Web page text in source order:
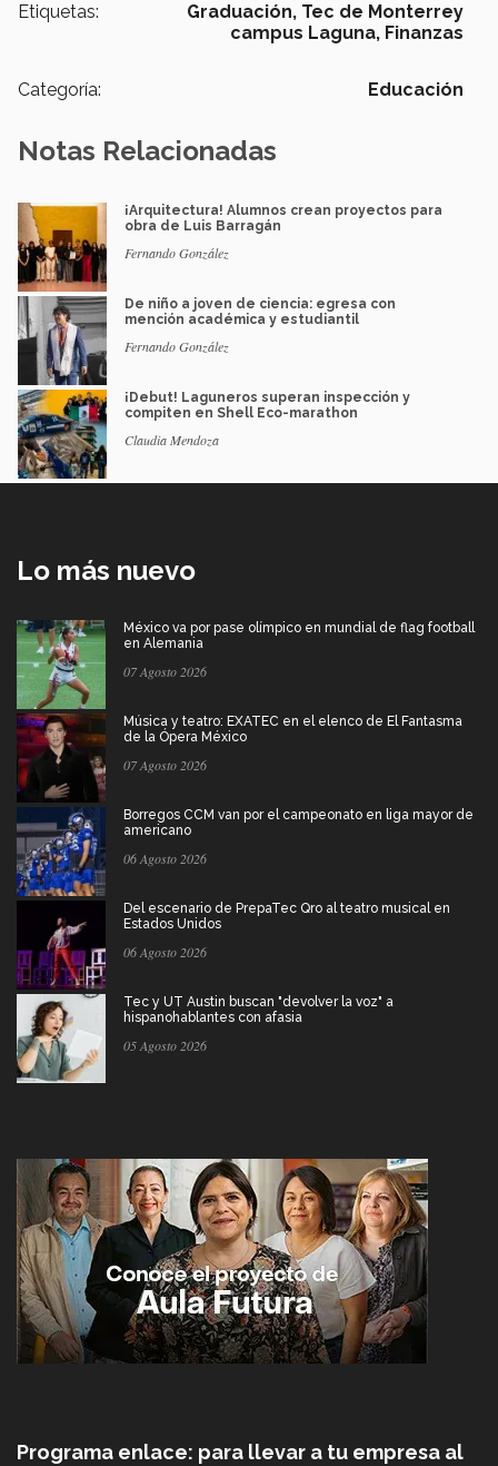
Etiquetas: Graduación, Tec de Monterrey
campus Laguna, Finanzas
Categoría: Educación
Notas Relacionadas
¡Arquitectura! Alumnos crean proyectos para
obra de Luis Barragán
Fernando González
De niño a joven de ciencia: egresa con
mención académica y estudiantil
Fernando González
¡Debut! Laguneros superan inspección y
compiten en Shell Eco-marathon
Claudia Mendoza
Lo más nuevo
México va por pase olímpico en mundial de flag football
en Alemania
07 Agosto 2026
Música y teatro: EXATEC en el elenco de El Fantasma
de la Ópera México
07 Agosto 2026
Borregos CCM van por el campeonato en liga mayor de
americano
06 Agosto 2026
Del escenario de PrepaTec Qro al teatro musical en
Estados Unidos
06 Agosto 2026
Tec y UT Austin buscan "devolver la voz" a
hispanohablantes con afasia
05 Agosto 2026
Programa enlace: para llevar a tu empresa al